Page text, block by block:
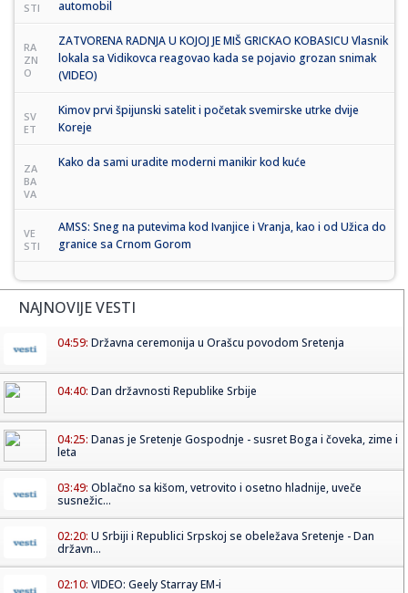
STI
automobil
RA
ZN
O
ZATVORENA RADNJA U KOJOJ JE MIŠ GRICKAO KOBASICU Vlasnik
lokala sa Vidikovca reagovao kada se pojavio grozan snimak
(VIDEO)
SV
ET
Kimov prvi špijunski satelit i početak svemirske utrke dvije
Koreje
ZA
BA
VA
Kako da sami uradite moderni manikir kod kuće
VE
STI
AMSS: Sneg na putevima kod Ivanjice i Vranja, kao i od Užica do
granice sa Crnom Gorom
NAJNOVIJE VESTI
04:59: Državna ceremonija u Orašcu povodom Sretenja
04:40: Dan državnosti Republike Srbije
04:25: Danas je Sretenje Gospodnje - susret Boga i čoveka, zime i
leta
03:49: Oblačno sa kišom, vetrovito i osetno hladnije, uveče
susnežic...
02:20: U Srbiji i Republici Srpskoj se obeležava Sretenje - Dan
državn...
02:10: VIDEO: Geely Starray EM-i